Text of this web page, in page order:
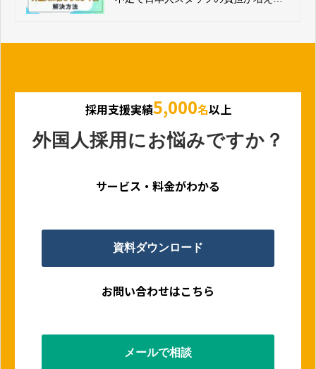
採用支援実績5,000名以上
外国人採用にお悩みですか？
サービス・料金がわかる
資料ダウンロード
お問い合わせはこちら
メールで相談